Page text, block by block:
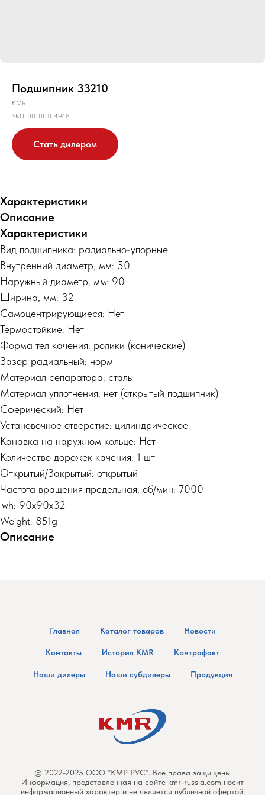
Подшипник 33210
KMR
SKU: 00-00104948
Стать дилером
Характеристики
Описание
Характеристики
Вид подшипника: радиально-упорные
Внутренний диаметр, мм: 50
Наружный диаметр, мм: 90
Ширина, мм: 32
Самоцентрирующиеся: Нет
Термостойкие: Нет
Форма тел качения: ролики (конические)
Зазор радиальный: норм
Материал сепаратора: сталь
Материал уплотнения: нет (открытый подшипник)
Сферический: Нет
Установочное отверстие: цилиндрическое
Канавка на наружном кольце: Нет
Количество дорожек качения: 1 шт
Открытый/Закрытый: открытый
Частота вращения предельная, об/мин: 7000
lwh: 90x90x32
Weight: 851g
Описание
Главная Каталог товаров Новости
Контакты История KMR Контрафакт
Наши дилеры Наши субдилеры Продукция
© 2022-2025 ООО "КМР РУС". Все права защищены
Информация, представленная на сайте kmr-russia.com носит
информационный характер и не является публичной офертой,